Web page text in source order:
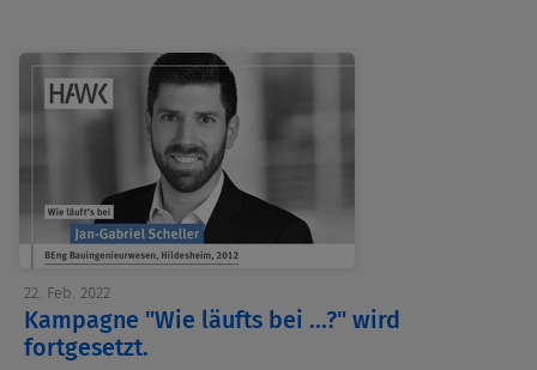
22. Feb. 2022
Kampagne "Wie läufts bei ...?" wird
fortgesetzt.